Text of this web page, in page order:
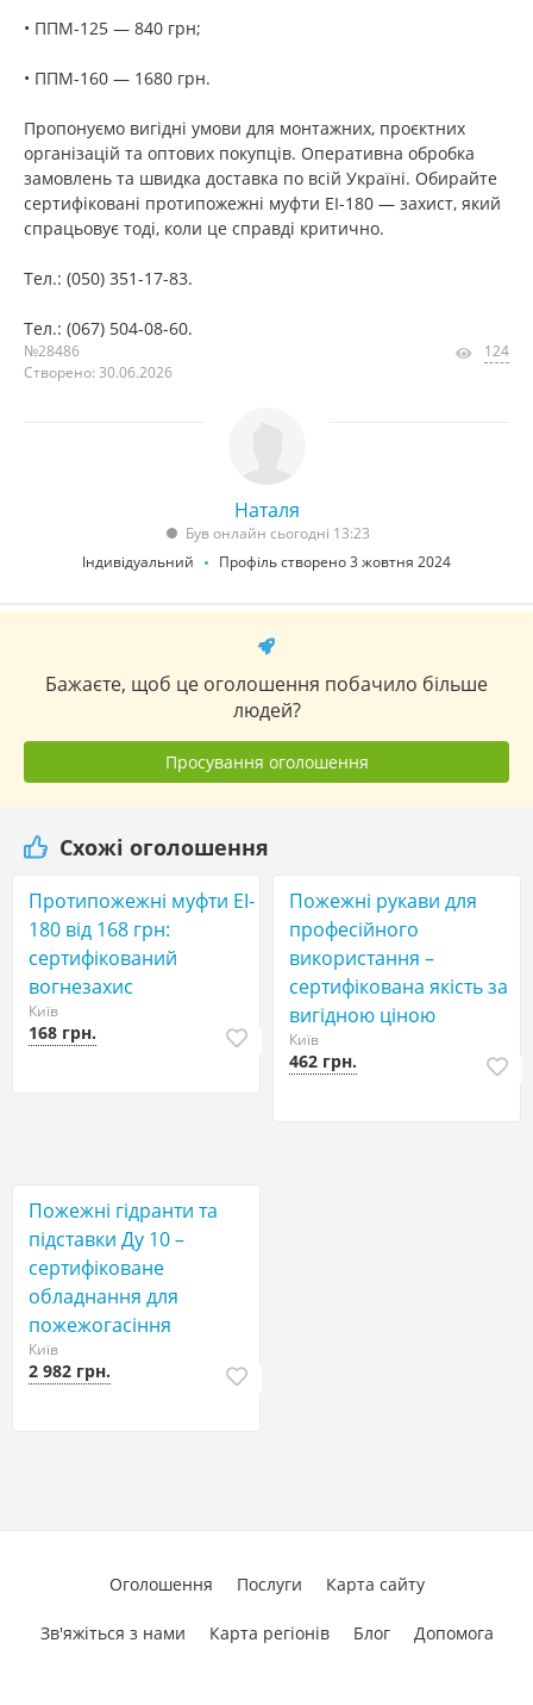
• ППМ-125 — 840 грн;
• ППМ-160 — 1680 грн.
Пропонуємо вигідні умови для монтажних, проєктних
організацій та оптових покупців. Оперативна обробка
замовлень та швидка доставка по всій Україні. Обирайте
сертифіковані протипожежні муфти EI-180 — захист, який
спрацьовує тоді, коли це справді критично.
Тел.: (050) 351-17-83.
Тел.: (067) 504-08-60.
№28486
Створено: 30.06.2026
124
Наталя
Був онлайн сьогодні 13:23
Індивідуальний
Профіль створено 3 жовтня 2024
Бажаєте, щоб це оголошення побачило більше
людей?
Просування оголошення
Схожі оголошення
Протипожежні муфти EI-
180 вiд 168 гpн:
сертифікований
вогнезахис
Київ
168 грн.
Пожежні рукави для
професійного
викоpистання –
сертифікована якість за
вигідною ціною
Київ
462 грн.
Пожежні гідранти тa
підставки Ду 10 –
сертифіковане
обладнання для
пожежогасіння
Київ
2 982 грн.
Оголошення Послуги Карта сайту
Зв'яжіться з нами Карта регіонів Блог Допомога